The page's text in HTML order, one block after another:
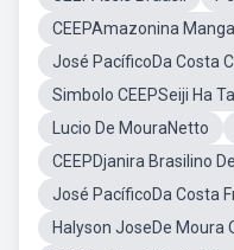
CEEPAmazonina
José PacíficoDa Costa
Simbolo CEEPSeiji Ha
Lucio De MouraNetto
CEEPDjanira Brasilino
José PacíficoDa Costa
Halyson JoseDe Moura